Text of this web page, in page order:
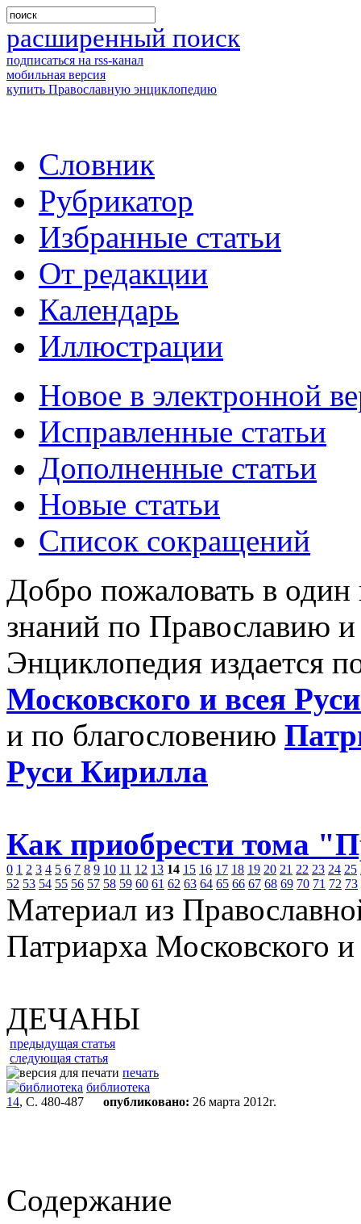
расширенный поиск
подписаться на rss-канал
мобильная версия
купить Православную энциклопедию
Словник
Рубрикатор
Избранные статьи
От редакции
Календарь
Иллюстрации
Новое в электронной
Исправленные статьи
Дополненные статьи
Новые статьи
Список сокращений
Добро пожаловать в
знаний по Православию
Энциклопедия издается
Московского и всея
и по благословению
Руси Кирилла
Как приобрести тома
0 1 2 3 4 5 6 7 8 9 10 11 12 13 14 15 16 17 18 19 20 21 22 23 24 25
52 53 54 55 56 57 58 59 60 61 62 63 64 65 66 67 68 69 70 71 72 73
Материал из
Патриарха Московского
ДЕЧАНЫ
предыдущая статья
следующая статья
печать
библиотека
14, С. 480-487 опубликовано: 26 марта 2012г.
Содержание